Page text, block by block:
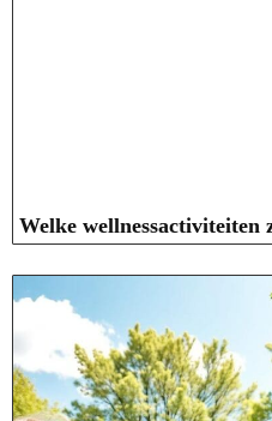
Welke wellnessactiviteiten